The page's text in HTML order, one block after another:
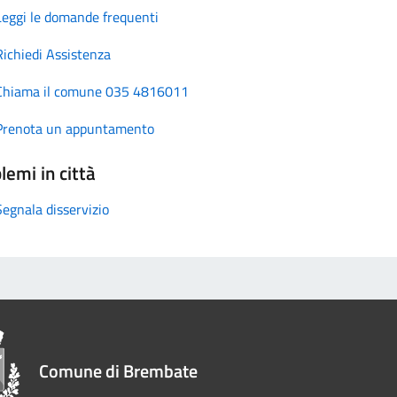
le domande frequenti
Assistenza
il comune 035 4816011
un appuntamento
in città
disservizio
Comune di Brembate